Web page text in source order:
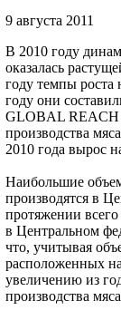
9 августа 2011
В 2010 году
оказалась
году темпы роста
году они
GLOBAL REACH
производства
2010 года вырос
Наибольшие
производятся в
протяжении
в Центральном
что, учитывая
расположенных
увеличению из
производства